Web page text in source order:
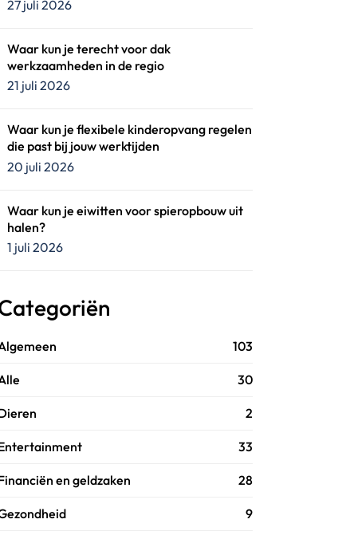
27 juli 2026
Waar kun je terecht voor dak
werkzaamheden in de regio
21 juli 2026
Waar kun je flexibele kinderopvang regelen
die past bij jouw werktijden
20 juli 2026
Waar kun je eiwitten voor spieropbouw uit
halen?
1 juli 2026
103
30
2
33
en geldzaken 28
9